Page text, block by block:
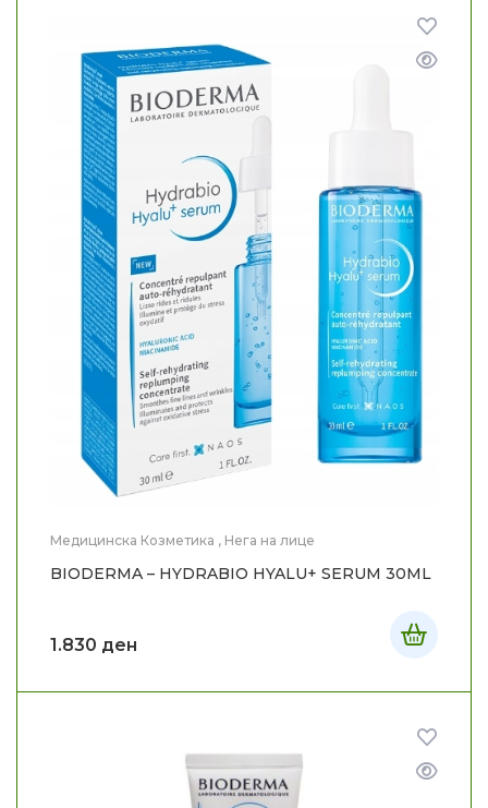
Медицинска Козметика , Нега на лице
BIODERMA – HYDRABIO HYALU+ SERUM 30ML
1.830 ден